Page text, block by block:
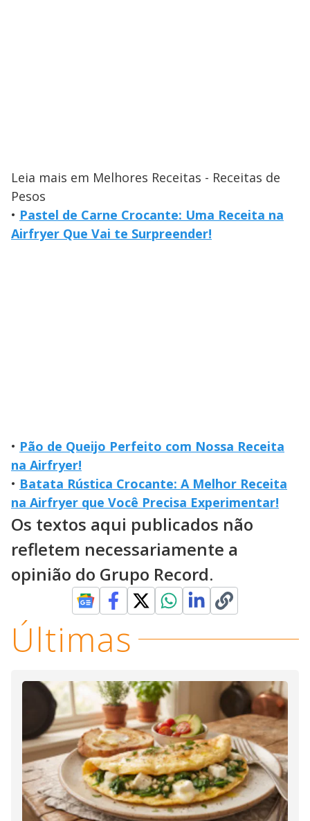
Leia mais em Melhores Receitas - Receitas de
Pesos
• Pastel de Carne Crocante: Uma Receita na
Airfryer Que Vai te Surpreender!
• Pão de Queijo Perfeito com Nossa Receita
na Airfryer!
• Batata Rústica Crocante: A Melhor Receita
na Airfryer que Você Precisa Experimentar!
Os textos aqui publicados não
refletem necessariamente a
opinião do Grupo Record.
Últimas